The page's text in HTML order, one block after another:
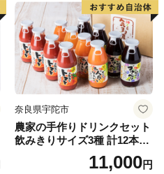
奈良県宇陀市
農家の手作りドリンクセット
飲みきりサイズ3種 計12本／
トマト とまと ブルーベリー
にんじん 人参 りんご ジュー
11,000円